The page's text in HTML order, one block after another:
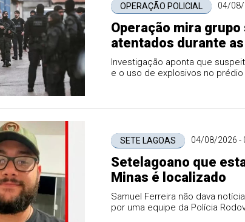
OPERAÇÃO POLICIAL 04/08/
Operação mira
atentados durante
Investigação aponta que
e o uso de explosivos no
SETE LAGOAS 04/08/2026 -
Setelagoano que
Minas é localizado
Samuel Ferreira não dava
por uma equipe da Polícia